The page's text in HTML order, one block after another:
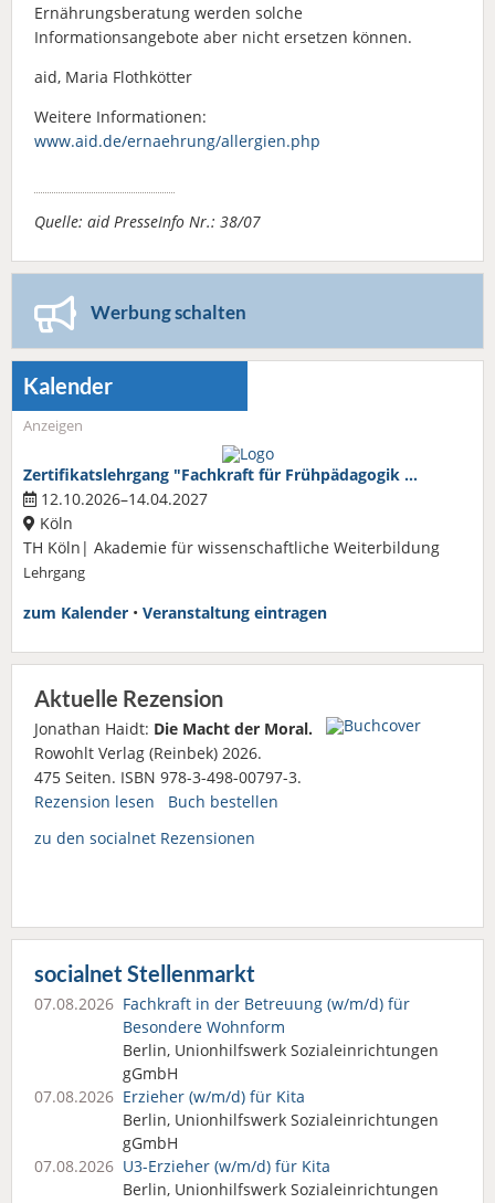
Ernährungsberatung werden solche
Informationsangebote aber nicht ersetzen können.
aid, Maria Flothkötter
Weitere Informationen:
www.aid.de/ernaehrung/allergien.php
Quelle: aid PresseInfo Nr.: 38/07
Werbung schalten
Kalender
Anzeigen
Zertifikatslehrgang "Fachkraft für Frühpädagogik …
12.10.2026–14.04.2027
Köln
TH Köln| Akademie für wissenschaftliche Weiterbildung
Lehrgang
zum Kalender • Veranstaltung eintragen
Aktuelle Rezension
Jonathan Haidt: Die Macht der Moral.
Rowohlt Verlag (Reinbek) 2026.
475 Seiten. ISBN 978-3-498-00797-3.
Rezension lesen
Buch bestellen
zu den socialnet Rezensionen
socialnet Stellenmarkt
07.08.2026 Fachkraft in der Betreuung (w/m/d) für
Besondere Wohnform
Berlin, Unionhilfswerk Sozialeinrichtungen
gGmbH
07.08.2026 Erzieher (w/m/d) für Kita
Berlin, Unionhilfswerk Sozialeinrichtungen
gGmbH
07.08.2026 U3-Erzieher (w/m/d) für Kita
Berlin, Unionhilfswerk Sozialeinrichtungen